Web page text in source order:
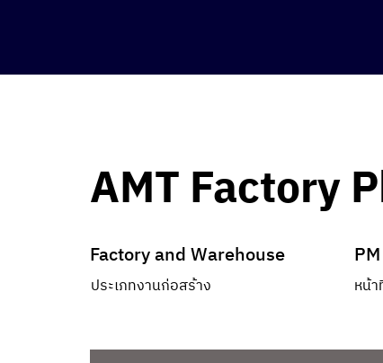
AMT Factory
Factory and Warehouse
ประเภทงานก่อสร้าง
PM
หน้า